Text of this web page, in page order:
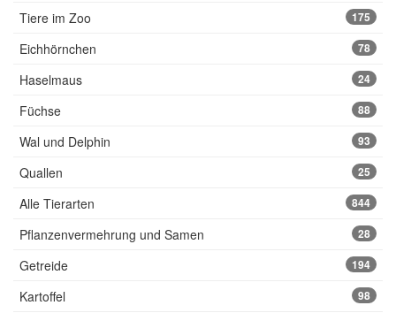
Tiere im Zoo 175
Eichhörnchen 78
Haselmaus 24
Füchse 88
Wal und Delphin 93
Quallen 25
Alle Tierarten 844
Pflanzenvermehrung und Samen 28
Getreide 194
Kartoffel 98